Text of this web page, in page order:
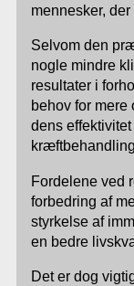
mennesker,
Selvom den
nogle mindre
resultater i
behov for
dens
Fordelene ved
forbedring af
styrkelse af
en bedre
Det er dog